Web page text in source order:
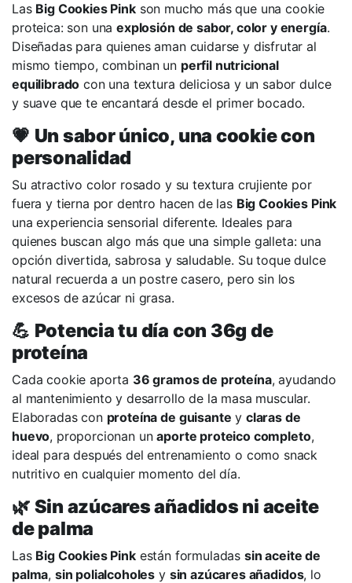
Las Big Cookies Pinkson mucho más que una cookie
proteica: son unaexplosión de sabor, color y energía.
Diseñadas para quienes aman cuidarse y disfrutar al
mismo tiempo, combinan un perfil nutricional
equilibrado con una textura deliciosa y un sabor dulce
y suave que te encantará desde el primer bocado.
💗 Un sabor único, una cookie con
personalidad
Su atractivo color rosado y su textura crujiente por
fuera y tierna por dentro hacen de las Big Cookies Pink
una experiencia sensorial diferente. Ideales para
quienes buscan algo más que una simple galleta: una
opción divertida, sabrosa y saludable. Su toque dulce
natural recuerda a un postre casero, pero sin los
excesos de azúcar ni grasa.
💪 Potencia tu día con 36g de
proteína
Cada cookie aporta 36 gramos de proteína, ayudando
al mantenimiento y desarrollo de la masa muscular.
Elaboradas con proteína de guisante y claras de
huevo, proporcionan unaporte proteico completo,
ideal para después del entrenamiento o como snack
nutritivo en cualquier momento del día.
🌿 Sin azúcares añadidos ni aceite
de palma
Las Big Cookies Pinkestán formuladas sin aceite de
palma, sin polialcoholes y sin azúcares añadidos, lo